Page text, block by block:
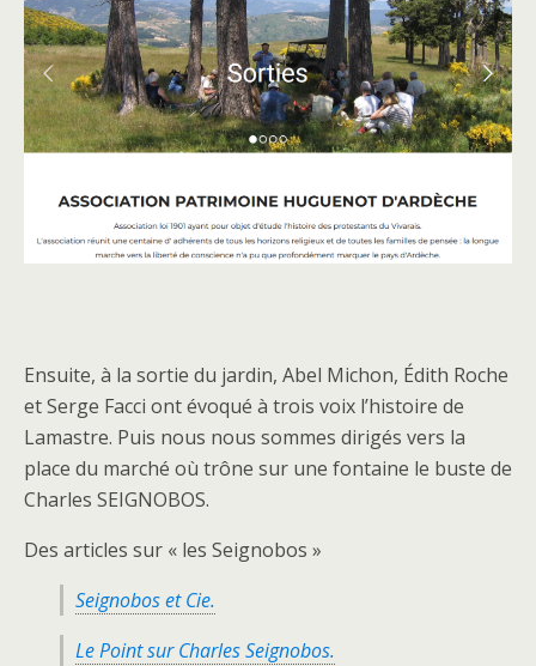
Ensuite, à la sortie du jardin, Abel Michon, Édith Roche
et Serge Facci ont évoqué à trois voix l’histoire de
Lamastre. Puis nous nous sommes dirigés vers la
place du marché où trône sur une fontaine le buste de
Charles SEIGNOBOS.
Des articles sur « les Seignobos »
Seignobos et Cie.
Le Point sur Charles Seignobos.